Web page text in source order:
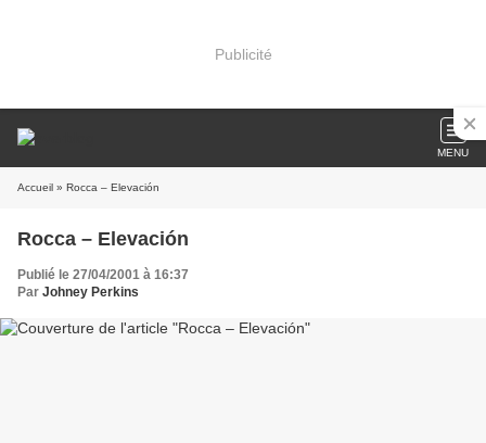
Publicité
MENU
Accueil » Rocca – Elevación
Rocca – Elevación
Publié le 27/04/2001 à 16:37
Par Johney Perkins